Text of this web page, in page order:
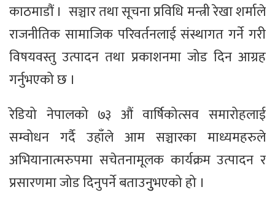
काठमाडौं । सञ्चार तथा सूचना प्रविधि मन्त्री रेखा शर्माले
राजनीतिक सामाजिक परिवर्तनलाई संस्थागत गर्ने गरी
विषयवस्तु उत्पादन तथा प्रकाशनमा जोड दिन आग्रह
गर्नुभएको छ ।
रेडियो नेपालको ७३ औं वार्षिकोत्सव समारोहलाई
सम्वोधन गर्दै उहाँले आम सञ्चारका माध्यमहरुले
अभियानात्मरुपमा सचेतनामूलक कार्यक्रम उत्पादन र
प्रसारणमा जोड दिनुपर्ने बताउनुुभएको हो ।